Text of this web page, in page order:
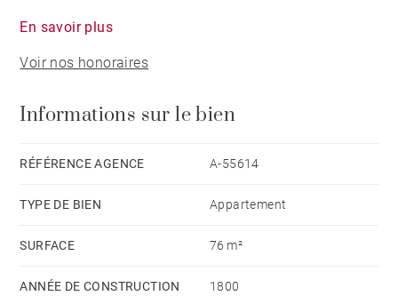
Vous apprécierez la belle vue latérale sur le quai , la
Saône et Fourvière. De très beaux éléments donnent à
chêne, moulures et cheminées. Une cave et un grenier
par mois. 7 lots principaux dans la copropriété. DPE C.
dans la copropriété: 8 - Montant moyen de la quote-
part de charges courantes 650 €/an
En savoir plus
Voir nos honoraires
Informations sur le bien
RÉFÉRENCE AGENCE A-55614
TYPE DE BIEN Appartement
SURFACE 76 m²
ANNÉE DE CONSTRUCTION 1800